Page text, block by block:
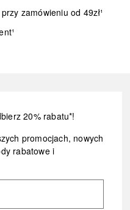
zamówieniu od 49zł¹
20% rabatu*!
promocjach, nowych
rabatowe i